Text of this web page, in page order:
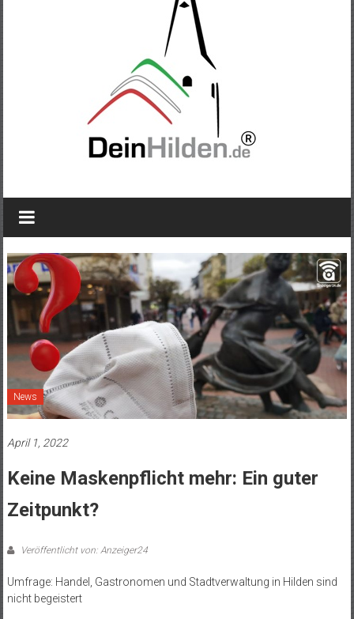
News
April 1, 2022
Keine Maskenpflicht mehr: Ein guter
Zeitpunkt?
Veröffentlicht von: Anzeiger24
Umfrage: Handel, Gastronomen und Stadtverwaltung in Hilden sind
nicht begeistert